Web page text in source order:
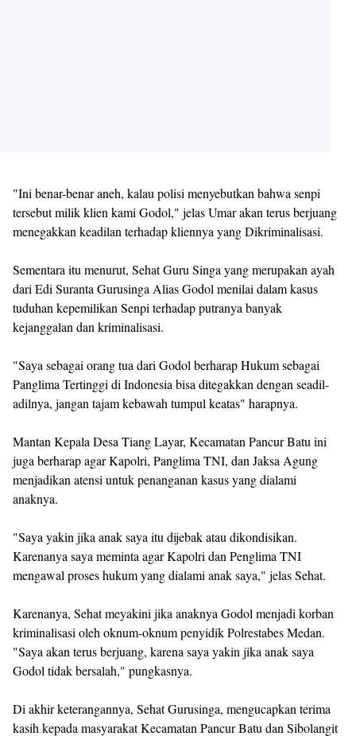
"Ini benar-benar aneh, kalau polisi menyebutkan bahwa senpi
tersebut milik klien kami Godol," jelas Umar akan terus berjuang
menegakkan keadilan terhadap kliennya yang Dikriminalisasi.
Sementara itu menurut, Sehat Guru Singa yang merupakan ayah
dari Edi Suranta Gurusinga Alias Godol menilai dalam kasus
tuduhan kepemilikan Senpi terhadap putranya banyak
kejanggalan dan kriminalisasi.
"Saya sebagai orang tua dari Godol berharap Hukum sebagai
Panglima Tertinggi di Indonesia bisa ditegakkan dengan seadil-
adilnya, jangan tajam kebawah tumpul keatas" harapnya.
Mantan Kepala Desa Tiang Layar, Kecamatan Pancur Batu ini
juga berharap agar Kapolri, Panglima TNI, dan Jaksa Agung
menjadikan atensi untuk penanganan kasus yang dialami
anaknya.
"Saya yakin jika anak saya itu dijebak atau dikondisikan.
Karenanya saya meminta agar Kapolri dan Penglima TNI
mengawal proses hukum yang dialami anak saya," jelas Sehat.
Karenanya, Sehat meyakini jika anaknya Godol menjadi korban
kriminalisasi oleh oknum-oknum penyidik Polrestabes Medan.
"Saya akan terus berjuang, karena saya yakin jika anak saya
Godol tidak bersalah," pungkasnya.
Di akhir keterangannya, Sehat Gurusinga, mengucapkan terima
kasih kepada masyarakat Kecamatan Pancur Batu dan Sibolangit